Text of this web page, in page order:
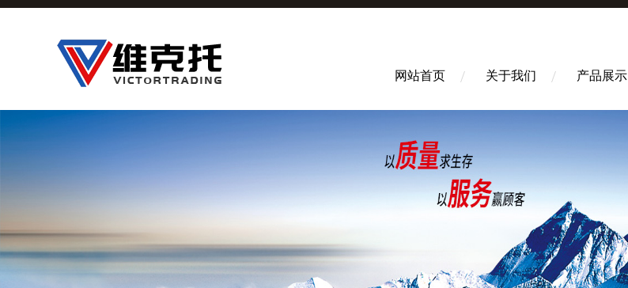
网站首页 关于我们 产品展示